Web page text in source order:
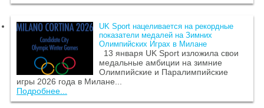
UK Sport нацеливается на рекордные
показатели медалей на Зимних
Олимпийских Играх в Милане
13 января UK Sport изложила свои
медальные амбиции на зимние
Олимпийские и Паралимпийские
игры 2026 года в Милане...
Подробнее...